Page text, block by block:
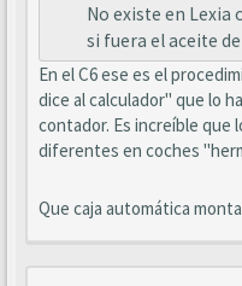
No existe en Lexia
si fuera el aceite
En el C6 ese es el
dice al calculador" que lo
contador. Es increíble que
diferentes en coches
Que caja automática